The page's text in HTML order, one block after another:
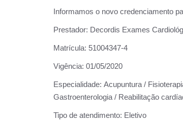
Informamos o novo credenciamento
Prestador: Decordis Exames
Matrícula: 51004347-4
Vigência: 01/05/2020
Especialidade: Acupuntura /
Gastroenterologia / Reabilitação
Tipo de atendimento: Eletivo